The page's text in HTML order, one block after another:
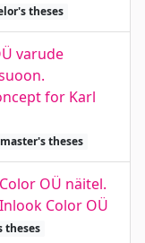
theses
varude
for Karl
master's theses
OÜ näitel.
Color OÜ
theses